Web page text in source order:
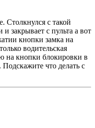
Столкнулся с такой
закрывает с пульта а вот
кнопки замка на
водительская
на кнопки блокировки в
что делать с